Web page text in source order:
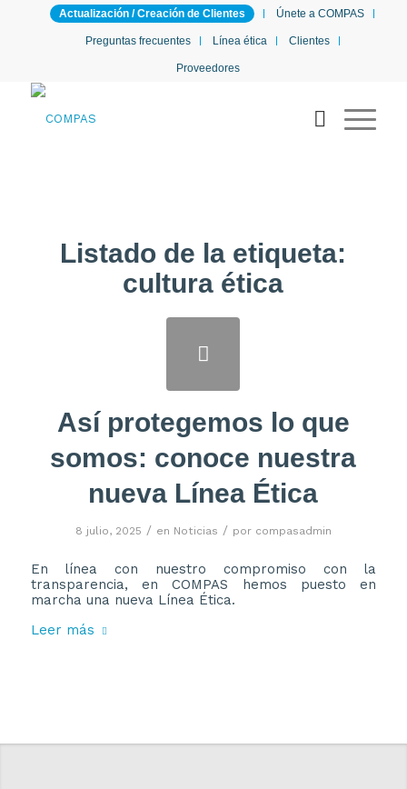
Actualización / Creación de Clientes Únete a COMPAS
Preguntas frecuentes Línea ética Clientes
Proveedores
Listado de la etiqueta:
cultura ética
Así protegemos lo que
somos: conoce nuestra
nueva Línea Ética
8 julio, 2025 / en Noticias / por compasadmin
En línea con nuestro compromiso con la
transparencia, en COMPAS hemos puesto en
marcha una nueva Línea Ética.
Leer más